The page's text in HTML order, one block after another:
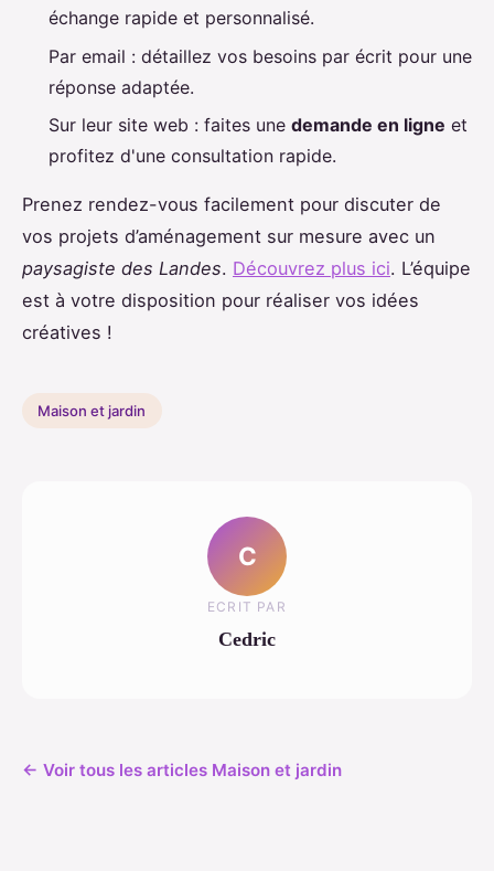
échange rapide et personnalisé.
Par email : détaillez vos besoins par écrit pour une
réponse adaptée.
Sur leur site web : faites une demande en ligne et
profitez d'une consultation rapide.
Prenez rendez-vous facilement pour discuter de
vos projets d’aménagement sur mesure avec un
paysagiste des Landes. Découvrez plus ici. L’équipe
est à votre disposition pour réaliser vos idées
créatives !
Maison et jardin
C
ECRIT PAR
Cedric
← Voir tous les articles Maison et jardin